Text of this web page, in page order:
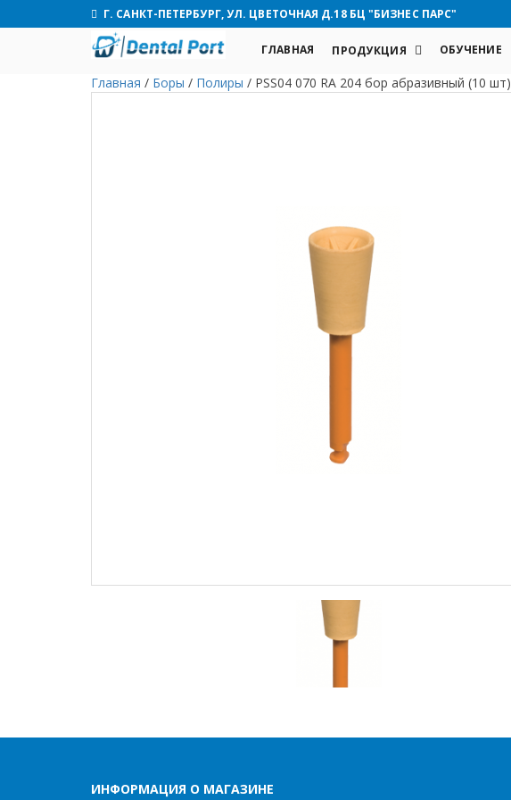
Г. САНКТ-ПЕТЕРБУРГ, УЛ. ЦВЕТОЧНАЯ Д.18 БЦ "БИЗНЕС ПАРС"
ГЛАВНАЯ ПРОДУКЦИЯ ОБУЧЕНИЕ
Главная / Боры / Полиры / PSS04 070 RA 204 бор абразивный (10 шт)
ИНФОРМАЦИЯ О МАГАЗИНЕ